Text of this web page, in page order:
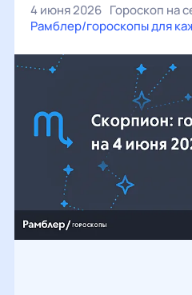
4 июня 2026 Гороскоп на
Рамблер/гороскопы для